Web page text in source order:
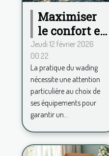
Maximiser
le confort en
wading :
conseils
pour choisir
ses
équipements
Jeudi 12 février 2026
00:22
La pratique du wading
nécessite une attention
particulière au choix de
ses équipements pour
garantir un...